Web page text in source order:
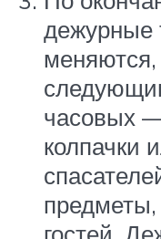
дежурные
часовых
колпачки
предметы,